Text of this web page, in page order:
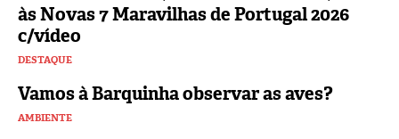
às Novas 7 Maravilhas de Portugal 2026
c/vídeo
DESTAQUE
Vamos à Barquinha observar as aves?
AMBIENTE